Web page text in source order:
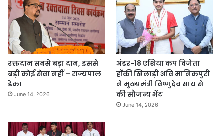
रक्तदान सबसे बड़ा दान, इससे
बड़ी कोई सेवा नहीं – राज्यपाल
डेका
June 14, 2026
अंडर-18 एशिया कप विजेता
हॉकी खिलाड़ी अवि मानिकपुरी
ने मुख्यमंत्री विष्णुदेव साय से
की सौजन्य भेंट
June 14, 2026